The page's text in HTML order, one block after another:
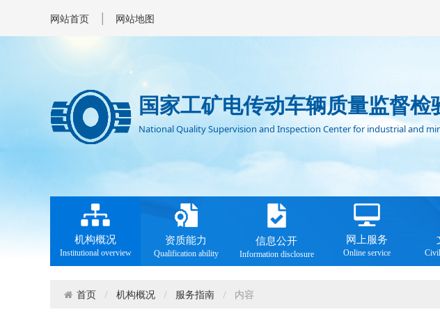
网站首页 | 网站地图
国家工矿电传动车辆质量监督
National Quality Supervision and Inspection Center for industrial and
机构概况
Institutional overview
资质能力
Qualification ability
信息公开
Information disclosure
网上服务
Online service
首页 机构概况 服务指南 内容